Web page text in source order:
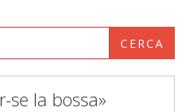
CERCA
se la bossa»